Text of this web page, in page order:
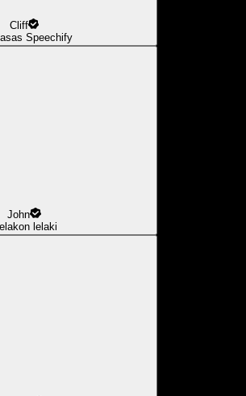
Cliff
Speechify
John
lelaki